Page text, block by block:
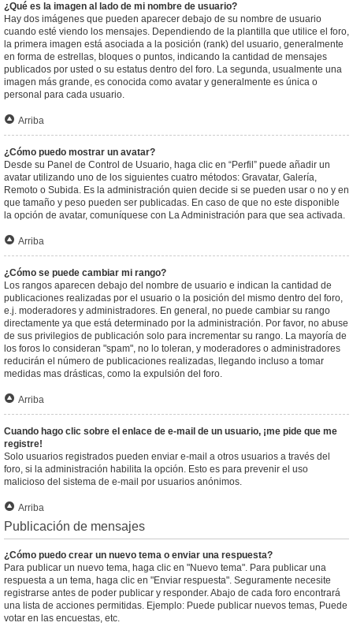
¿Qué es la imagen al lado de mi nombre de usuario?
Hay dos imágenes que pueden aparecer debajo de su nombre de usuario
cuando esté viendo los mensajes. Dependiendo de la plantilla que utilice el foro,
la primera imagen está asociada a la posición (rank) del usuario, generalmente
en forma de estrellas, bloques o puntos, indicando la cantidad de mensajes
publicados por usted o su estatus dentro del foro. La segunda, usualmente una
imagen más grande, es conocida como avatar y generalmente es única o
personal para cada usuario.
Arriba
¿Cómo puedo mostrar un avatar?
Desde su Panel de Control de Usuario, haga clic en “Perfil” puede añadir un
avatar utilizando uno de los siguientes cuatro métodos: Gravatar, Galería,
Remoto o Subida. Es la administración quien decide si se pueden usar o no y en
que tamaño y peso pueden ser publicadas. En caso de que no este disponible
la opción de avatar, comuníquese con La Administración para que sea activada.
Arriba
¿Cómo se puede cambiar mi rango?
Los rangos aparecen debajo del nombre de usuario e indican la cantidad de
publicaciones realizadas por el usuario o la posición del mismo dentro del foro,
e.j. moderadores y administradores. En general, no puede cambiar su rango
directamente ya que está determinado por la administración. Por favor, no abuse
de sus privilegios de publicación solo para incrementar su rango. La mayoría de
los foros lo consideran "spam", no lo toleran, y moderadores o administradores
reducirán el número de publicaciones realizadas, llegando incluso a tomar
medidas mas drásticas, como la expulsión del foro.
Arriba
Cuando hago clic sobre el enlace de e-mail de un usuario, ¡me pide que me
registre!
Solo usuarios registrados pueden enviar e-mail a otros usuarios a través del
foro, si la administración habilita la opción. Esto es para prevenir el uso
malicioso del sistema de e-mail por usuarios anónimos.
Arriba
Publicación de mensajes
¿Cómo puedo crear un nuevo tema o enviar una respuesta?
Para publicar un nuevo tema, haga clic en "Nuevo tema". Para publicar una
respuesta a un tema, haga clic en "Enviar respuesta". Seguramente necesite
registrarse antes de poder publicar y responder. Abajo de cada foro encontrará
una lista de acciones permitidas. Ejemplo: Puede publicar nuevos temas, Puede
votar en las encuestas, etc.